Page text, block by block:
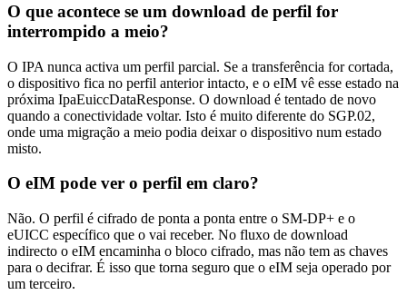
O que acontece se um download de perfil for
interrompido a meio?
O IPA nunca activa um perfil parcial. Se a transferência for cortada,
o dispositivo fica no perfil anterior intacto, e o eIM vê esse estado na
próxima IpaEuiccDataResponse. O download é tentado de novo
quando a conectividade voltar. Isto é muito diferente do SGP.02,
onde uma migração a meio podia deixar o dispositivo num estado
misto.
O eIM pode ver o perfil em claro?
Não. O perfil é cifrado de ponta a ponta entre o SM-DP+ e o
eUICC específico que o vai receber. No fluxo de download
indirecto o eIM encaminha o bloco cifrado, mas não tem as chaves
para o decifrar. É isso que torna seguro que o eIM seja operado por
um terceiro.